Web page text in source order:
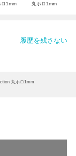
ロ1mm
丸ホロ1mm
履歴を残さない
丸ホロ1mm